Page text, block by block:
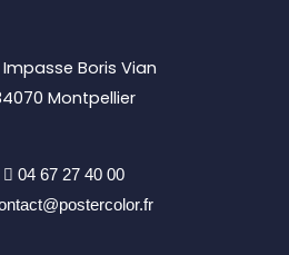
Impasse Boris Vian
Montpellier
04 67 27 40 00